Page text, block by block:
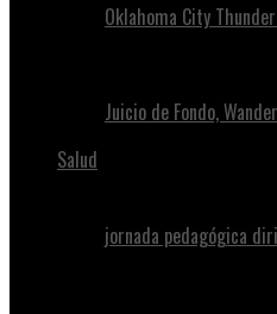
Oklahoma City
Juicio de Fondo,
Salud
jornada pedagógica